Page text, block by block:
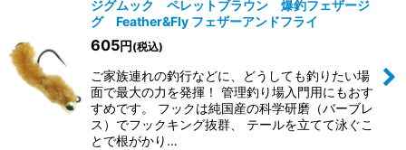
ジグムック ペレットブラウン 爆釣フェザージ
グ Feather&Fly フェザーアンドフライ
605円 (税込)
ご家族連れの釣行などに、どうしても釣りたい場
面で最大の力を発揮！ 管理釣り場入門用にもおす
すめです。 フックは純国産の科学研磨（バーブレ
ス）でフックキング抜群、 テールを立てて泳ぐこ
とで根がかり…